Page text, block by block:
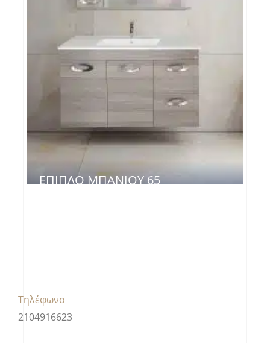
ΈΠΙΠΛΟ ΜΠΆΝΙΟΥ 65
Τηλέφωνο
2104916623